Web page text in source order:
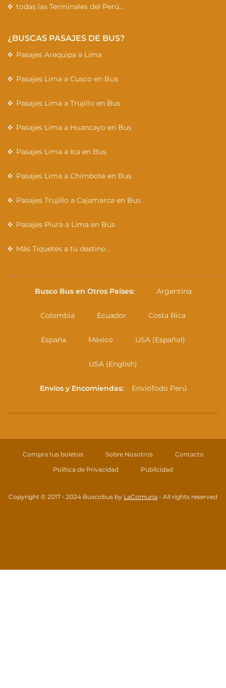
todas las Terminales del Perú…
¿BUSCAS PASAJES DE BUS?
Pasajes Arequipa a Lima
Pasajes Lima a Cusco en Bus
Pasajes Lima a Trujillo en Bus
Pasajes Lima a Huancayo en Bus
Pasajes Lima a Ica en Bus
Pasajes Lima a Chimbote en Bus
Pasajes Trujillo a Cajamarca en Bus
Pasajes Piura a Lima en Bus
Más Tiquetes a tu destino…
Busco Bus en Otros Países: Argentina
Colombia Ecuador Costa Rica
España México USA (Español)
USA (English)
Envíos y Encomiendas: EnvioTodo Perú
Compra tus boletos Sobre Nosotros
Contacto
Política de Privacidad
Publicidad
Copyright © 2017 - 2024 Buscobus by LaComuna - All rights reserved